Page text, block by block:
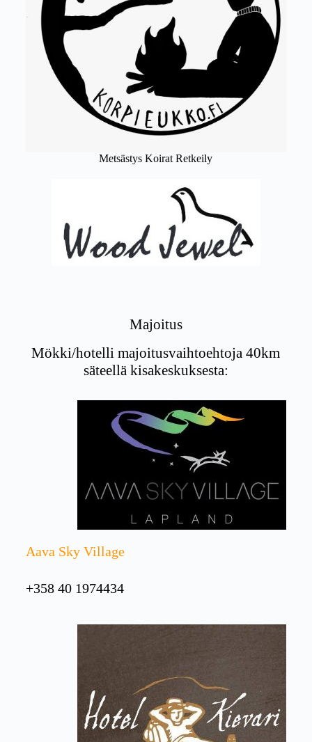
Metsästys Koirat Retkeily
Majoitus
Mökki/hotelli majoitusvaihtoehtoja 40km
säteellä kisakeskuksesta:
Aava Sky Village
+358 40 1974434